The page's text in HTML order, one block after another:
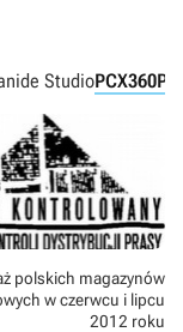
StudioPCX360
polskich magazynów
w czerwcu i lipcu
2012 roku